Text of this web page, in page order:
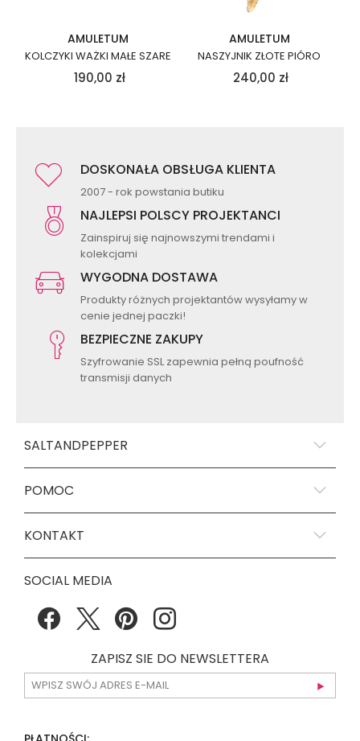
AMULETUM
KOLCZYKI WAŻKI MAŁE SZARE
190,00 zł
AMULETUM
NASZYJNIK ZŁOTE PIÓRO
240,00 zł
DOSKONAŁA OBSŁUGA KLIENTA
2007 - rok powstania butiku
NAJLEPSI POLSCY PROJEKTANCI
Zainspiruj się najnowszymi trendami i
kolekcjami
WYGODNA DOSTAWA
Produkty różnych projektantów wysyłamy w
cenie jednej paczki!
BEZPIECZNE ZAKUPY
Szyfrowanie SSL zapewnia pełną poufność
transmisji danych
SALTANDPEPPER
POMOC
KONTAKT
SOCIAL MEDIA
ZAPISZ SIE DO NEWSLETTERA